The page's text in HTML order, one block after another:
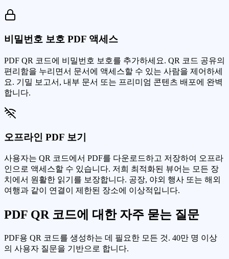
비밀번호 보호 PDF 액세스
PDF QR 코드에 비밀번호 보호를 추가하세요. QR 코드 공유의
편리함을 누리면서 문서에 액세스할 수 있는 사람을 제어하세
요. 기밀 보고서, 내부 문서 또는 프리미엄 콘텐츠 배포에 완벽
합니다.
오프라인 PDF 보기
사용자는 QR 코드에서 PDF를 다운로드하고 저장하여 오프라
인으로 액세스할 수 있습니다. 저희 최적화된 뷰어는 모든 장
치에서 원활한 읽기를 보장합니다. 공장, 야외 행사 또는 해외
여행과 같이 연결이 제한된 장소에 이상적입니다.
PDF QR 코드에 대한 자주 묻는 질문
PDF용 QR 코드를 생성하는 데 필요한 모든 것. 40만 명 이상
의 사용자 질문을 기반으로 합니다.